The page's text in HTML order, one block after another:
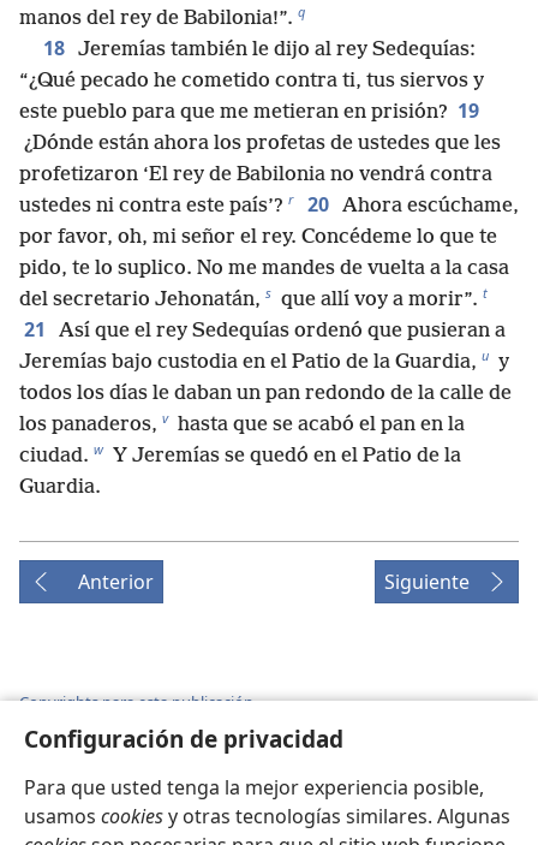
Configuración de privacidad
Para que usted tenga la mejor experiencia posible,
usamos cookiesy otras tecnologías similares. Algunas
manos del rey de Babilonia!”. q
18 Jeremías también le dijo al rey Sedequías:
“¿Qué pecado he cometido contra ti, tus siervos y
este pueblo para que me metieran en prisión? 19
¿Dónde están ahora los profetas de ustedes que les
profetizaron ‘El rey de Babilonia no vendrá contra
ustedes ni contra este país’? r 20 Ahora escúchame,
por favor, oh, mi señor el rey. Concédeme lo que te
pido, te lo suplico. No me mandes de vuelta a la casa
del secretario Jehonatán, s que allí voy a morir”. t
21
Así que el rey Sedequías ordenó que pusieran a
Jeremías bajo custodia en el Patio de la Guardia, u y
todos los días le daban un pan redondo de la calle de
los panaderos, v hasta que se acabó el pan en la
ciudad. w Y Jeremías se quedó en el Patio de la
Guardia.
Anterior Siguiente
Copyrights para esta publicación
Copyright©2026Watch Tower Bible and Tract Society of
CONDICIONES DE USO|POLÍTICA DE PRIVACIDAD|
CONFIGURACIÓN DE PRIVACIDAD